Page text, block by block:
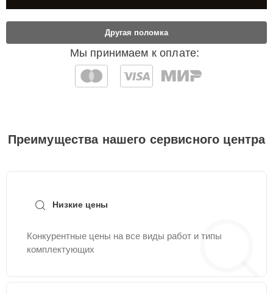
Мы принимаем к оплате:
Другая поломка
Преимущества нашего сервисного центра
Низкие цены
Конкурентные цены на все виды работ и типы
комплектующих